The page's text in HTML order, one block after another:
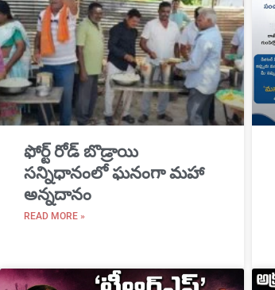
​ఫోర్ట్ రోడ్ బొడ్రాయి
సన్నిధానంలో ఘనంగా మహా
అన్నదానం
READ MORE »